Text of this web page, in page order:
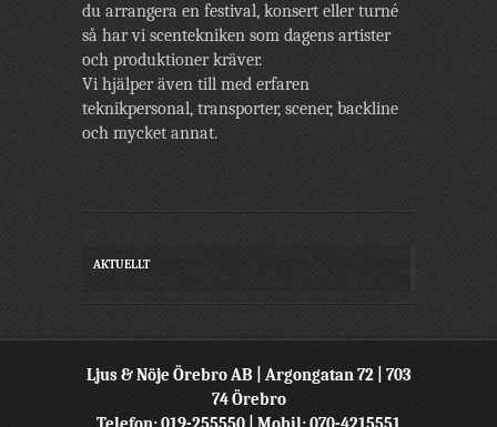
du arrangera en festival, konsert eller turné
så har vi scentekniken som dagens artister
och produktioner kräver.
Vi hjälper även till med erfaren
teknikpersonal, transporter, scener, backline
och mycket annat.
AKTUELLT
Ljus & Nöje Örebro AB | Argongatan 72 | 703
74 Örebro